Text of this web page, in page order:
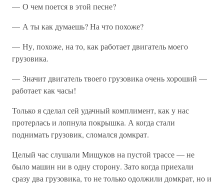
— О чем поется в этой песне?
— А ты как думаешь? На что похоже?
— Ну, похоже, на то, как работает двигатель моего
грузовика.
— Значит двигатель твоего грузовика очень хороший —
работает как часы!
Только я сделал сей удачный комплимент, как у нас
протерлась и лопнула покрышка. А когда стали
поднимать грузовик, сломался домкрат.
Целый час слушали Мищуков на пустой трассе — не
было машин ни в одну сторону. Зато когда приехали
сразу два грузовика, то не только одолжили домкрат, но и